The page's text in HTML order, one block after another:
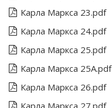
Карла Маркса 23.pdf
Карла Маркса 24.pdf
Карла Маркса 25.pdf
Карла Маркса 25А.pdf
Карла Маркса 26.pdf
Карла Маркса 27.pdf